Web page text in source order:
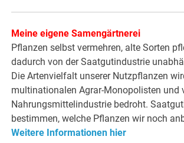
Meine eigene Samengärtnerei
Pflanzen selbst vermehren, alte Sorten
dadurch von der Saatgutindustrie
Die Artenvielfalt unserer Nutzpflanzen
multinationalen Agrar-Monopolisten und
Nahrungsmittelindustrie bedroht.
bestimmen, welche Pflanzen wir noch
Weitere Informationen hier